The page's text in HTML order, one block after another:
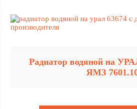
Радиатор водяной на
ЯМЗ